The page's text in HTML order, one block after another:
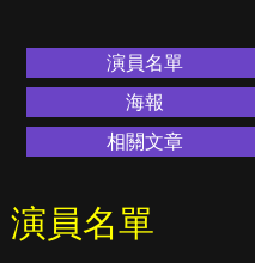
演員名單
海報
相關文章
演員名單